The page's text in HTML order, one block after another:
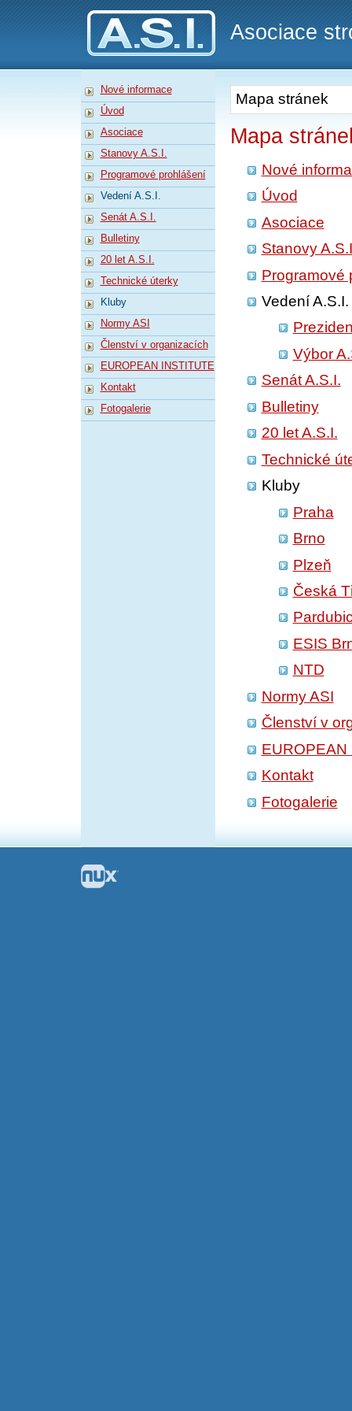
A.S.I.
Asociace
Mapa stránek
Mapa
Nové
Úvod
Asociace
Stanovy
Programové
Vedení A.S.I.
Výbor
Senát A.S.I.
Bulletiny
20 let A.S.I.
Technické
Kluby
Praha
Brno
Plzeň
Česká
ESIS
NTD
Normy ASI
Členství v
EUROPEAN
Kontakt
Fotogalerie
Nové informace
Úvod
Asociace
Stanovy A.S.I.
Programové prohlášení
Vedení A.S.I.
Senát A.S.I.
Bulletiny
20 let A.S.I.
Technické úterky
Kluby
Normy ASI
Členství v organizacích
EUROPEAN INSTITUTE
Kontakt
Fotogalerie